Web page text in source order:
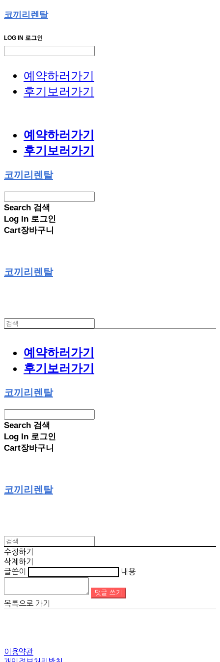
코끼리렌탈
LOG IN 로그인
예약하러가기
후기보러가기
예약하러가기
후기보러가기
코끼리렌탈
Search 검색
Log In 로그인
Cart장바구니
코끼리렌탈
예약하러가기
후기보러가기
코끼리렌탈
Search 검색
Log In 로그인
Cart장바구니
코끼리렌탈
수정하기
삭제하기
글쓴이
내용
댓글 쓰기
목록으로 가기
이용약관